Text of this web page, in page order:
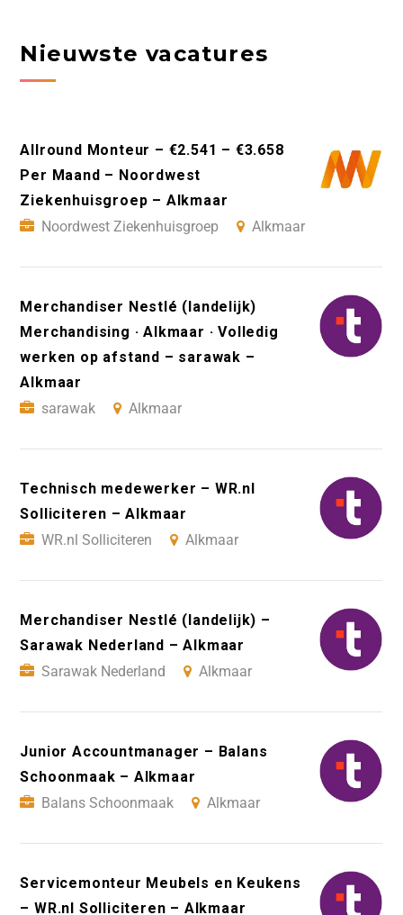
Nieuwste vacatures
Allround Monteur – €2.541 – €3.658
Per Maand – Noordwest
Ziekenhuisgroep – Alkmaar
Noordwest Ziekenhuisgroep
Alkmaar
Merchandiser Nestlé (landelijk)
Merchandising · Alkmaar · Volledig
werken op afstand – sarawak –
Alkmaar
sarawak
Alkmaar
Technisch medewerker – WR.nl
Solliciteren – Alkmaar
WR.nl Solliciteren
Alkmaar
Merchandiser Nestlé (landelijk) –
Sarawak Nederland – Alkmaar
Sarawak Nederland
Alkmaar
Junior Accountmanager – Balans
Schoonmaak – Alkmaar
Balans Schoonmaak
Alkmaar
Servicemonteur Meubels en Keukens
– WR.nl Solliciteren – Alkmaar